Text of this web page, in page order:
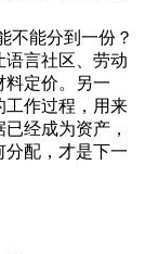
不能分到一份？
语言社区、劳动
料定价。另一
工作过程，用来
经成为资产，
分配，才是下一